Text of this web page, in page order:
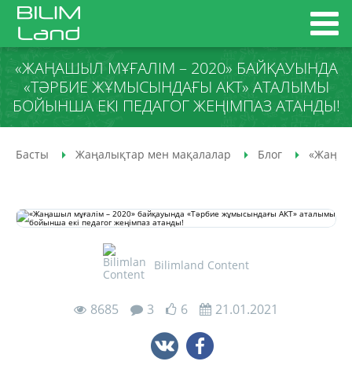
«ЖАҢАШЫЛ МҰҒАЛІМ – 2020» БАЙҚАУЫНДА
«ТӘРБИЕ ЖҰМЫСЫНДАҒЫ АКТ» АТАЛЫМЫ
БОЙЫНША ЕКІ ПЕДАГОГ ЖЕҢІМПАЗ АТАНДЫ!
Басты Жаңалықтар мен мақалалар Блог
Bilimland Content
8685 3 6 21.01.2021